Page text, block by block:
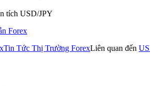
Forex
Tin Tức Thị Trường ForexLiên quan đến